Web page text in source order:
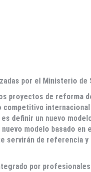
por el Ministerio de
proyectos de reforma
definir un nuevo
modelo basado
servirán de referencia
por